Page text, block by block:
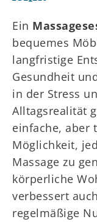
Ein
bequemes
langfristige
Gesundheit
in der Stress
Alltagsrealität
einfache, aber
Möglichkeit,
Massage zu
körperliche
verbessert
regelmäßige